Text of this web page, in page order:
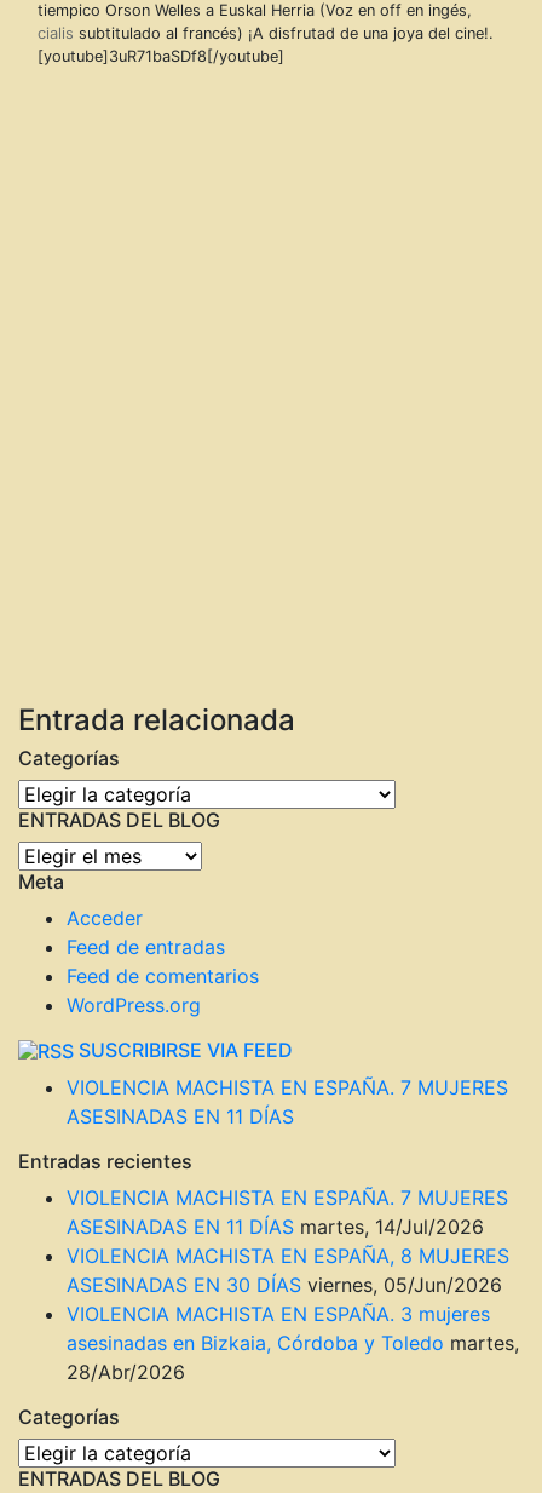
tiempico Orson Welles a Euskal Herria (Voz en off en ingés,
cialis subtitulado al francés) ¡A disfrutad de una joya del cine!.
[youtube]3uR71baSDf8[/youtube]
Entrada relacionada
Categorías
Categorías
ENTRADAS DEL BLOG
ENTRADAS
DEL
BLOG
Meta
Acceder
Feed de entradas
Feed de comentarios
WordPress.org
SUSCRIBIRSE VIA FEED
VIOLENCIA MACHISTA EN ESPAÑA. 7 MUJERES
ASESINADAS EN 11 DÍAS
Entradas recientes
VIOLENCIA MACHISTA EN ESPAÑA. 7 MUJERES
ASESINADAS EN 11 DÍAS martes, 14/Jul/2026
VIOLENCIA MACHISTA EN ESPAÑA, 8 MUJERES
ASESINADAS EN 30 DÍAS viernes, 05/Jun/2026
VIOLENCIA MACHISTA EN ESPAÑA. 3 mujeres
asesinadas en Bizkaia, Córdoba y Toledo martes,
28/Abr/2026
Categorías
Categorías
ENTRADAS DEL BLOG